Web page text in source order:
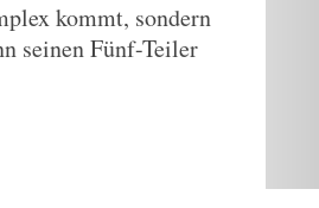
kommt, sondern
seinen Fünf-Teiler